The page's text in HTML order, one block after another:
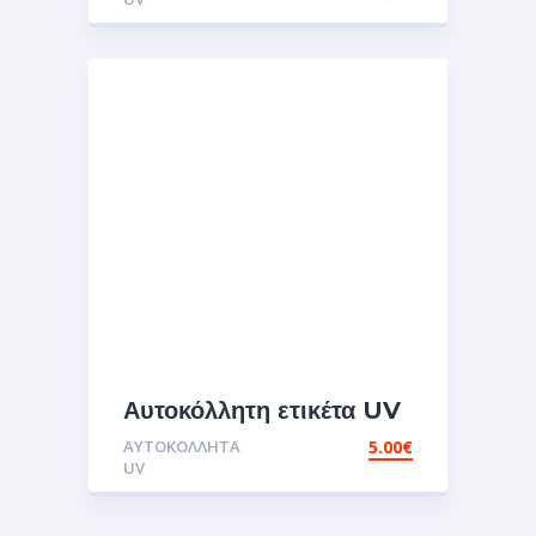
Αυτοκόλλητη ετικέτα UV
vespa the sweet
life.Αυτοκόλλητα
ΑΥΤΟΚΌΛΛΗΤΑ
UV
5.00€